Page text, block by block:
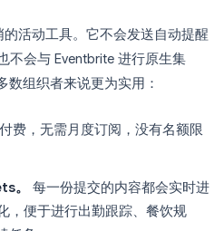
活动工具。它不会发送自动提醒
不会与 Eventbrite 进行原生集
数组织者来说更为实用：
费，无需月度订阅，没有名额限
。
每一份提交的内容都会实时进
，便于进行出勤跟踪、餐饮规